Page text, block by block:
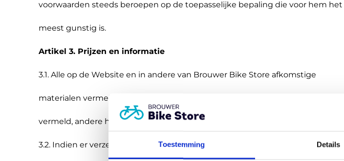
Toestemming Details
voorwaarden steeds beroepen op de toepasselijke bepaling die voor hem het
meest gunstig is.
Artikel 3. Prijzen en informatie
3.1. Alle op de Website en in andere van Brouwer Bike Store afkomstige
materialen vermelde prijzen zijn inclusief btw en, tenzij op de Website anders
vermeld, andere heffingen welke van overheidswege worden opgelegd.
3.2. Indien er verzendkosten worden gerekend, zal dit duidelijk, tijdig voor het